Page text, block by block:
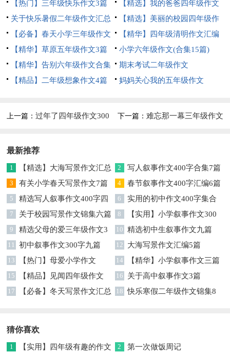
【热门】三年级快乐作文3篇
【精选】我的爸爸四年级作文
汇编10篇
关于快乐暑假二年级作文汇总
5篇
【精选】美丽的校园四年级作
文300字四篇
【必备】春天小学三年级作文
合集六篇
【精华】四年级清明作文汇编
六篇
【精华】草原五年级作文3篇
小学六年级作文(合集15篇)
【精华】告别六年级作文合集
九篇
期末考试二年级作文
【精品】二年级想象作文4篇
妈妈关心我的五年级作文
上一篇：过年了四年级作文300 下一篇： 难忘那一幕三年级作文
最新推荐
1
【精选】大海写景作文汇总
7篇
2 写人叙事作文400字合集7篇
3 有关小学春天写景作文7篇 4 春节叙事作文400字汇编6篇
5
精选写人叙事作文400字四
篇
6
实用的初中作文400字集合
10篇
7 关于校园写景作文锦集六篇 8
【实用】小学叙事作文300
字3篇
9
精选父母的爱三年级作文3
篇
10 精选初中生叙事作文九篇
11 初中叙事作文300字九篇 12 大海写景作文汇编5篇
13 【热门】母爱小学作文 14 【精华】小学叙事作文三篇
15
【精品】见闻四年级作文
300字集锦8篇
16 关于高中叙事作文3篇
17
【必备】冬天写景作文汇总
18 快乐寒假二年级作文锦集8
猜你喜欢
1 【实用】四年级有趣的作文 2 第一次做饭周记